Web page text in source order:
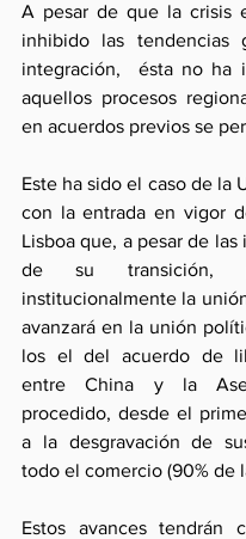
A pesar de que la crisis
inhibido las tendencias
integración,  ésta no ha
aquellos procesos
en acuerdos previos se
Este ha sido el caso de la
con la entrada en vigor
Lisboa que, a pesar de
de su transición,
institucionalmente la
avanzará en la unión
los el del acuerdo de
entre China y la
procedido, desde el
a la desgravación de
todo el comercio (90% de
Estos avances tendrán